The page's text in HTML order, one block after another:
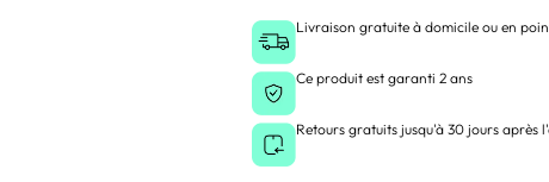
Livraison gratuite à domicile ou en
Ce produit est garanti 2 ans
Retours gratuits jusqu'à 30 jours après